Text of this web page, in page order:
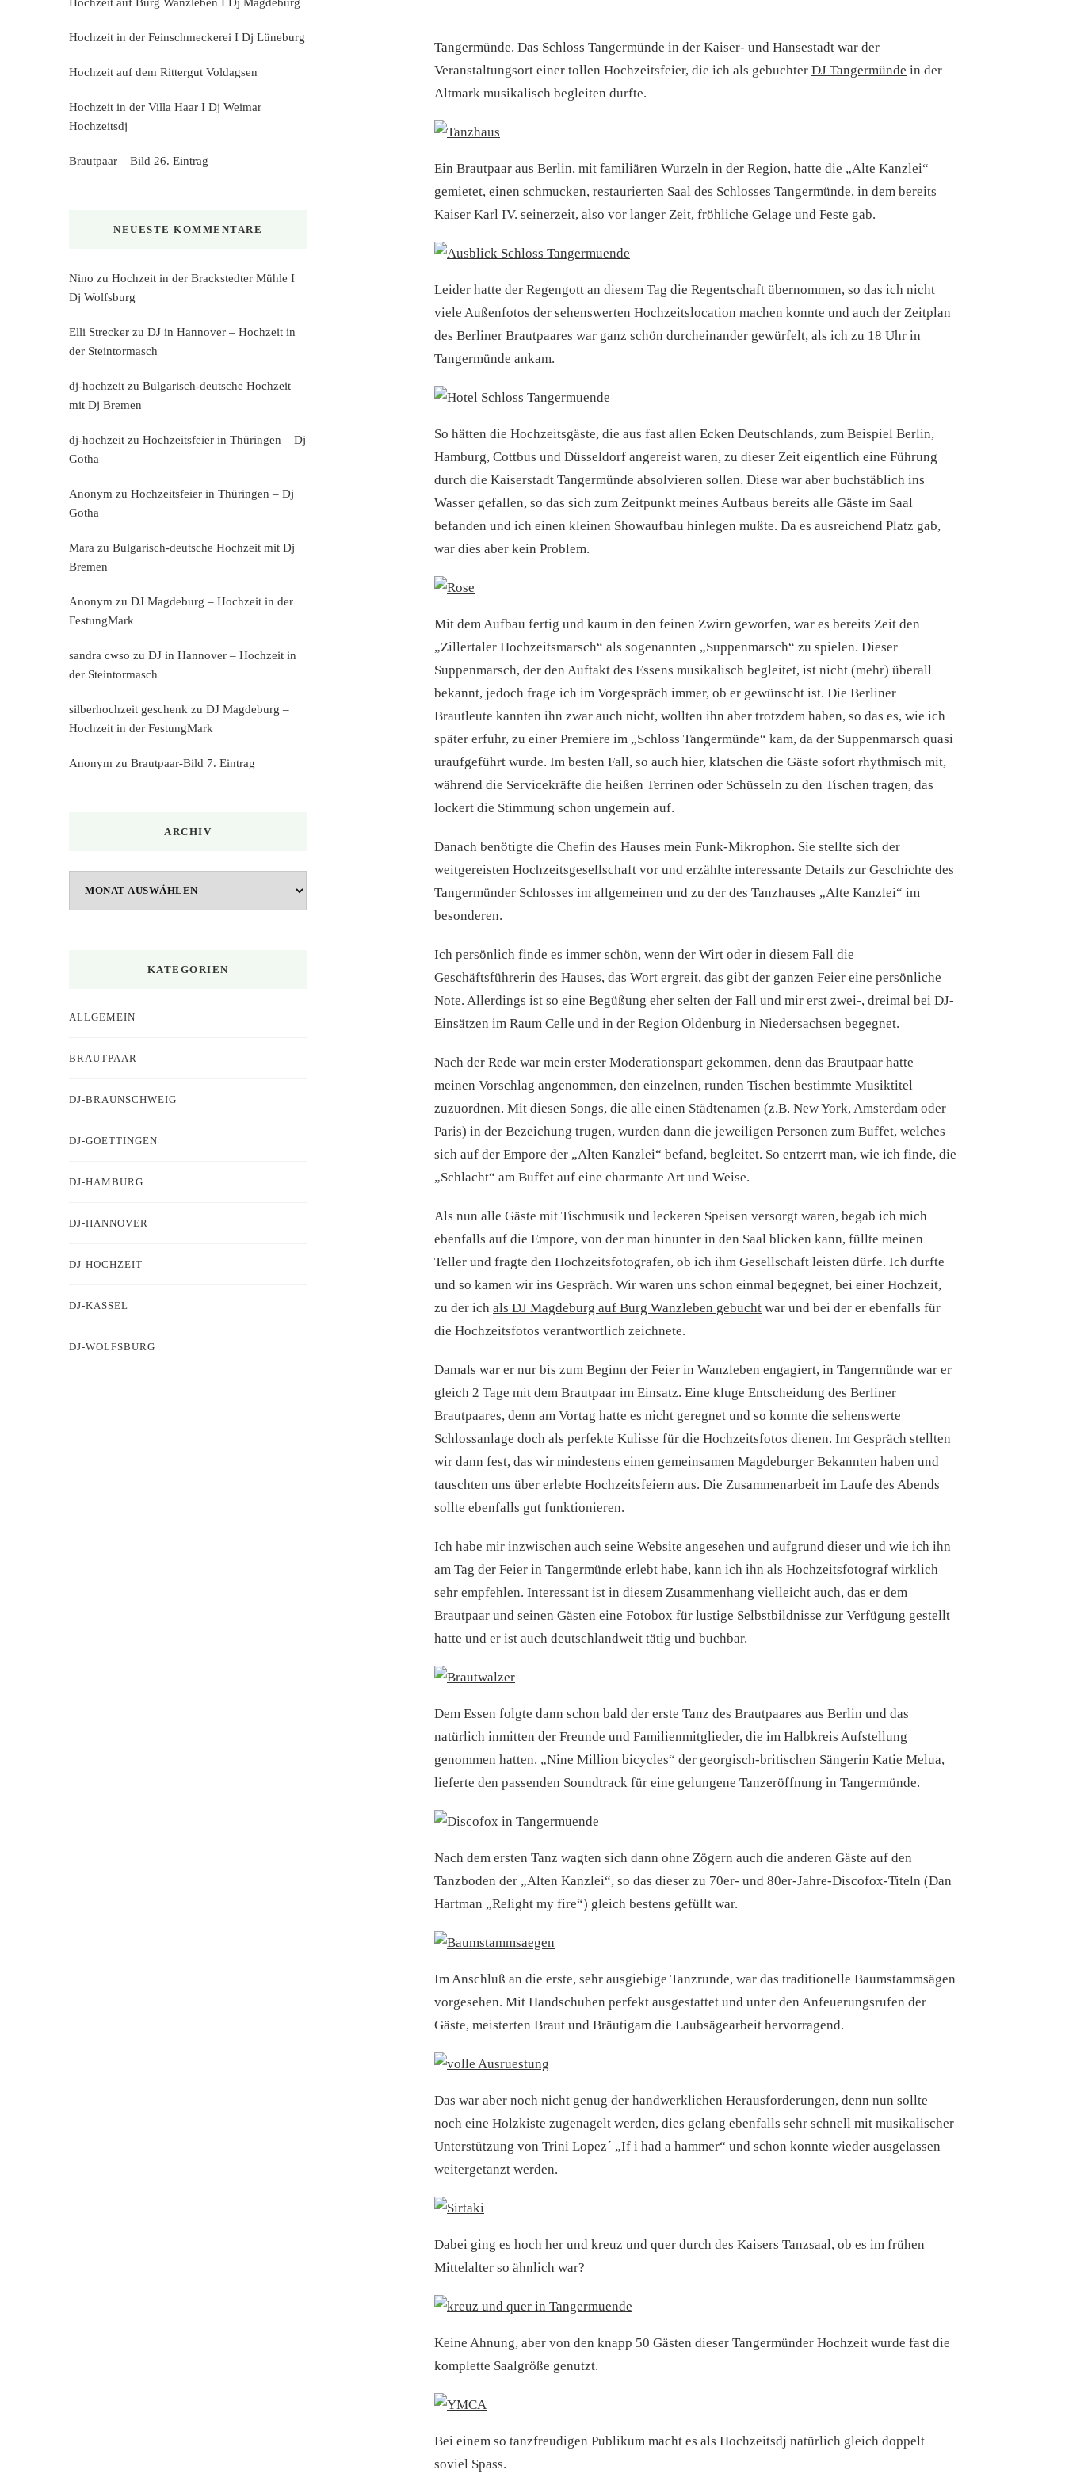
Tangermünde. Das Schloss Tangermünde in der Kaiser- und Hansestadt war der
Veranstaltungsort einer tollen Hochzeitsfeier, die ich als gebuchter DJ Tangermünde in der
Altmark musikalisch begleiten durfte.
Ein Brautpaar aus Berlin, mit familiären Wurzeln in der Region, hatte die „Alte Kanzlei“
gemietet, einen schmucken, restaurierten Saal des Schlosses Tangermünde, in dem bereits
Kaiser Karl IV. seinerzeit, also vor langer Zeit, fröhliche Gelage und Feste gab.
Leider hatte der Regengott an diesem Tag die Regentschaft übernommen, so das ich nicht
viele Außenfotos der sehenswerten Hochzeitslocation machen konnte und auch der Zeitplan
des Berliner Brautpaares war ganz schön durcheinander gewürfelt, als ich zu 18 Uhr in
Tangermünde ankam.
So hätten die Hochzeitsgäste, die aus fast allen Ecken Deutschlands, zum Beispiel Berlin,
Hamburg, Cottbus und Düsseldorf angereist waren, zu dieser Zeit eigentlich eine Führung
durch die Kaiserstadt Tangermünde absolvieren sollen. Diese war aber buchstäblich ins
Wasser gefallen, so das sich zum Zeitpunkt meines Aufbaus bereits alle Gäste im Saal
befanden und ich einen kleinen Showaufbau hinlegen mußte. Da es ausreichend Platz gab,
war dies aber kein Problem.
Mit dem Aufbau fertig und kaum in den feinen Zwirn geworfen, war es bereits Zeit den
„Zillertaler Hochzeitsmarsch“ als sogenannten „Suppenmarsch“ zu spielen. Dieser
Suppenmarsch, der den Auftakt des Essens musikalisch begleitet, ist nicht (mehr) überall
bekannt, jedoch frage ich im Vorgespräch immer, ob er gewünscht ist. Die Berliner
Brautleute kannten ihn zwar auch nicht, wollten ihn aber trotzdem haben, so das es, wie ich
später erfuhr, zu einer Premiere im „Schloss Tangermünde“ kam, da der Suppenmarsch quasi
uraufgeführt wurde. Im besten Fall, so auch hier, klatschen die Gäste sofort rhythmisch mit,
während die Servicekräfte die heißen Terrinen oder Schüsseln zu den Tischen tragen, das
lockert die Stimmung schon ungemein auf.
Danach benötigte die Chefin des Hauses mein Funk-Mikrophon. Sie stellte sich der
weitgereisten Hochzeitsgesellschaft vor und erzählte interessante Details zur Geschichte des
Tangermünder Schlosses im allgemeinen und zu der des Tanzhauses „Alte Kanzlei“ im
besonderen.
Ich persönlich finde es immer schön, wenn der Wirt oder in diesem Fall die
Geschäftsführerin des Hauses, das Wort ergreit, das gibt der ganzen Feier eine persönliche
Note. Allerdings ist so eine Begüßung eher selten der Fall und mir erst zwei-, dreimal bei DJ-
Einsätzen im Raum Celle und in der Region Oldenburg in Niedersachsen begegnet.
Nach der Rede war mein erster Moderationspart gekommen, denn das Brautpaar hatte
meinen Vorschlag angenommen, den einzelnen, runden Tischen bestimmte Musiktitel
zuzuordnen. Mit diesen Songs, die alle einen Städtenamen (z.B. New York, Amsterdam oder
Paris) in der Bezeichung trugen, wurden dann die jeweiligen Personen zum Buffet, welches
sich auf der Empore der „Alten Kanzlei“ befand, begleitet. So entzerrt man, wie ich finde, die
„Schlacht“ am Buffet auf eine charmante Art und Weise.
Als nun alle Gäste mit Tischmusik und leckeren Speisen versorgt waren, begab ich mich
ebenfalls auf die Empore, von der man hinunter in den Saal blicken kann, füllte meinen
Teller und fragte den Hochzeitsfotografen, ob ich ihm Gesellschaft leisten dürfe. Ich durfte
und so kamen wir ins Gespräch. Wir waren uns schon einmal begegnet, bei einer Hochzeit,
zu der ich als DJ Magdeburg auf Burg Wanzleben gebucht war und bei der er ebenfalls für
die Hochzeitsfotos verantwortlich zeichnete.
Damals war er nur bis zum Beginn der Feier in Wanzleben engagiert, in Tangermünde war er
gleich 2 Tage mit dem Brautpaar im Einsatz. Eine kluge Entscheidung des Berliner
Brautpaares, denn am Vortag hatte es nicht geregnet und so konnte die sehenswerte
Schlossanlage doch als perfekte Kulisse für die Hochzeitsfotos dienen. Im Gespräch stellten
wir dann fest, das wir mindestens einen gemeinsamen Magdeburger Bekannten haben und
tauschten uns über erlebte Hochzeitsfeiern aus. Die Zusammenarbeit im Laufe des Abends
sollte ebenfalls gut funktionieren.
Ich habe mir inzwischen auch seine Website angesehen und aufgrund dieser und wie ich ihn
am Tag der Feier in Tangermünde erlebt habe, kann ich ihn als Hochzeitsfotograf wirklich
sehr empfehlen. Interessant ist in diesem Zusammenhang vielleicht auch, das er dem
Brautpaar und seinen Gästen eine Fotobox für lustige Selbstbildnisse zur Verfügung gestellt
hatte und er ist auch deutschlandweit tätig und buchbar.
Dem Essen folgte dann schon bald der erste Tanz des Brautpaares aus Berlin und das
natürlich inmitten der Freunde und Familienmitglieder, die im Halbkreis Aufstellung
genommen hatten. „Nine Million bicycles“ der georgisch-britischen Sängerin Katie Melua,
lieferte den passenden Soundtrack für eine gelungene Tanzeröffnung in Tangermünde.
Nach dem ersten Tanz wagten sich dann ohne Zögern auch die anderen Gäste auf den
Tanzboden der „Alten Kanzlei“, so das dieser zu 70er- und 80er-Jahre-Discofox-Titeln (Dan
Hartman „Relight my fire“) gleich bestens gefüllt war.
Im Anschluß an die erste, sehr ausgiebige Tanzrunde, war das traditionelle Baumstammsägen
vorgesehen. Mit Handschuhen perfekt ausgestattet und unter den Anfeuerungsrufen der
Gäste, meisterten Braut und Bräutigam die Laubsägearbeit hervorragend.
Das war aber noch nicht genug der handwerklichen Herausforderungen, denn nun sollte
noch eine Holzkiste zugenagelt werden, dies gelang ebenfalls sehr schnell mit musikalischer
Unterstützung von Trini Lopez´ „If i had a hammer“ und schon konnte wieder ausgelassen
weitergetanzt werden.
Dabei ging es hoch her und kreuz und quer durch des Kaisers Tanzsaal, ob es im frühen
Mittelalter so ähnlich war?
Keine Ahnung, aber von den knapp 50 Gästen dieser Tangermünder Hochzeit wurde fast die
komplette Saalgröße genutzt.
Bei einem so tanzfreudigen Publikum macht es als Hochzeitsdj natürlich gleich doppelt
soviel Spass.
Hochzeit in der Feinschmeckerei I Dj Lüneburg
Hochzeit auf dem Rittergut Voldagsen
Hochzeit in der Villa Haar I Dj Weimar
Hochzeitsdj
Brautpaar – Bild 26. Eintrag
NEUESTE KOMMENTARE
Nino zu Hochzeit in der Brackstedter Mühle I
Dj Wolfsburg
Elli Strecker zu DJ in Hannover – Hochzeit in
der Steintormasch
dj-hochzeit zu Bulgarisch-deutsche Hochzeit
mit Dj Bremen
dj-hochzeit zu Hochzeitsfeier in Thüringen – Dj
Gotha
Anonym zu Hochzeitsfeier in Thüringen – Dj
Gotha
Mara zu Bulgarisch-deutsche Hochzeit mit Dj
Bremen
Anonym zu DJ Magdeburg – Hochzeit in der
FestungMark
sandra cwso zu DJ in Hannover – Hochzeit in
der Steintormasch
silberhochzeit geschenk zu DJ Magdeburg –
Hochzeit in der FestungMark
Anonym zu Brautpaar-Bild 7. Eintrag
ARCHIV
KATEGORIEN
ALLGEMEIN
BRAUTPAAR
DJ-BRAUNSCHWEIG
DJ-GOETTINGEN
DJ-HAMBURG
DJ-HANNOVER
DJ-HOCHZEIT
DJ-KASSEL
DJ-WOLFSBURG